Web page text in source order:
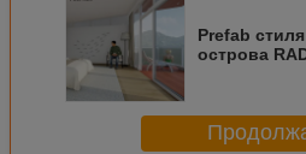
Prefab
острова